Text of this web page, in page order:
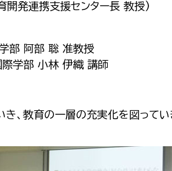
発連携支援センター長 教授)
部 阿部 聡 准教授
際学部 小林 伊織 講師
、教育の一層の充実化を図ってい